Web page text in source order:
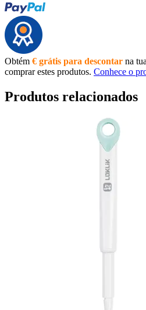
Obtém € grátis para descontar na
comprar estes produtos. Conhece o
Produtos relacionados